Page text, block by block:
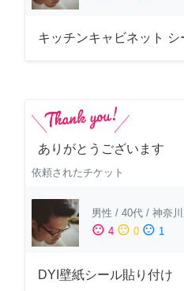
キッチンキャビネット シ
ありがとうございます
依頼されたチケット
男性 / 40代 / 神奈
sentiment_satisfied 4 sentiment_neutral 0 sentiment_dissatisfied 1
DYI壁紙シール貼り付け